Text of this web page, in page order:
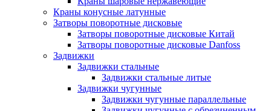
Краны конусные латунные
Затворы поворотные дисковые
Затворы поворотные дисковые Китай
Затворы поворотные дисковые Danfoss
Задвижки
Задвижки стальные
Задвижки стальные литые
Задвижки чугунные
Задвижки чугунные параллельные